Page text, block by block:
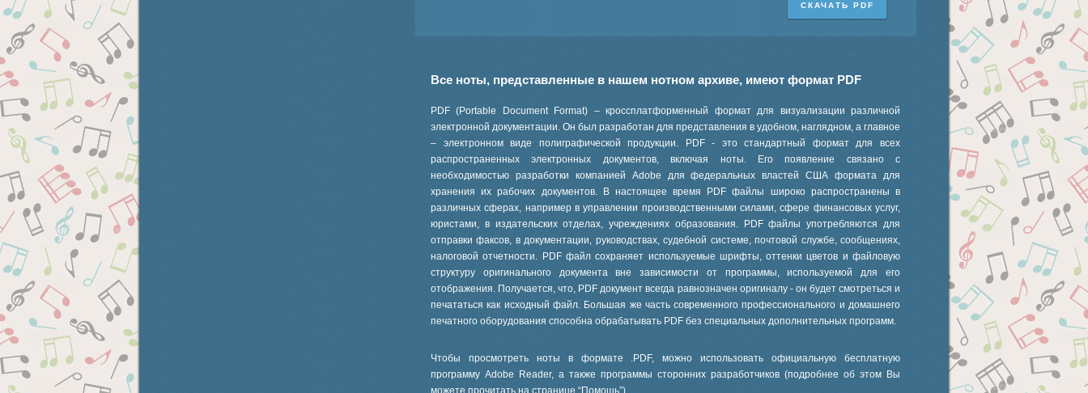
СКАЧАТЬ PDF
Все ноты, представленные в нашем нотном архиве, имеют формат PDF
PDF (Portable Document Format) – кроссплатформенный формат для визуализации различной
электронной документации. Он был разработан для представления в удобном, наглядном, а главное
– электронном виде полиграфической продукции. PDF - это стандартный формат для всех
распространенных электронных документов, включая ноты. Его появление связано с
необходимостью разработки компанией Adobe для федеральных властей США формата для
хранения их рабочих документов. В настоящее время PDF файлы широко распространены в
различных сферах, например в управлении производственными силами, сфере финансовых услуг,
юристами, в издательских отделах, учреждениях образования. PDF файлы употребляются для
отправки факсов, в документации, руководствах, судебной системе, почтовой службе, сообщениях,
налоговой отчетности. PDF файл сохраняет используемые шрифты, оттенки цветов и файловую
структуру оригинального документа вне зависимости от программы, используемой для его
отображения. Получается, что, PDF документ всегда равнозначен оригиналу - он будет смотреться и
печататься как исходный файл. Большая же часть современного профессионального и домашнего
печатного оборудования способна обрабатывать PDF без специальных дополнительных программ.
Чтобы просмотреть ноты в формате .PDF, можно использовать официальную бесплатную
программу Adobe Reader, а также программы сторонних разработчиков (подробнее об этом Вы
можете прочитать на странице “Помощь”).